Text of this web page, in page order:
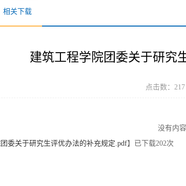
相关下载
建筑工程学院团委关于研究
点击数： 217
没有内容
委关于研究生评优办法的补充规定.pdf】已下载202次